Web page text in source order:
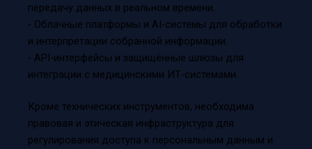
передачу данных в реальном времени.
- Облачные платформы и AI-системы для обработки
и интерпретации собранной информации.
- API-интерфейсы и защищённые шлюзы для
интеграции с медицинскими ИТ-системами.
Кроме технических инструментов, необходима
правовая и этическая инфраструктура для
регулирования доступа к персональным данным и